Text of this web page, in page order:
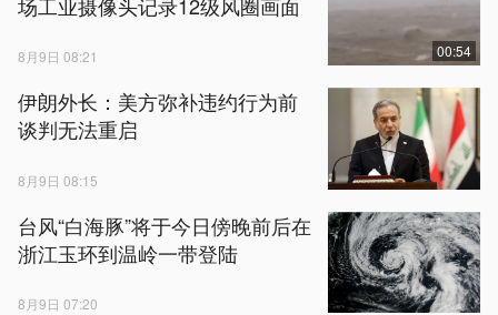
8月9日 08:21 00:54
伊朗外长：美方弥补违约行为前
谈判无法重启
8月9日 08:15
台风“白海豚”将于今日傍晚前后在
浙江玉环到温岭一带登陆
8月9日 07:20